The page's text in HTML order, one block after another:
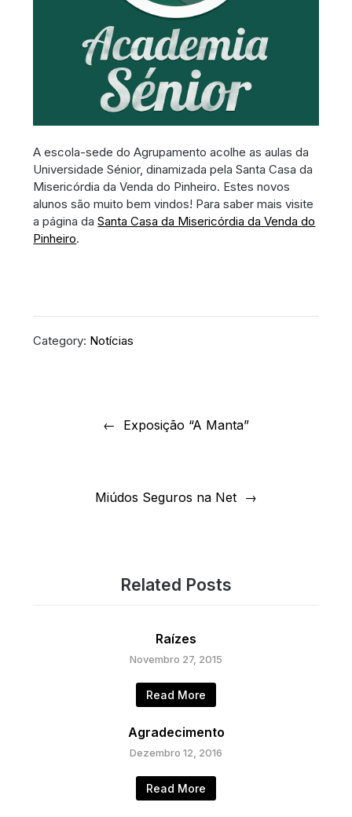
A escola-sede do Agrupamento acolhe as aulas da
Universidade Sénior, dinamizada pela Santa Casa da
Misericórdia da Venda do Pinheiro. Estes novos
alunos são muito bem vindos! Para saber mais visite
a página daSanta Casa da Misericórdia da Venda do
Pinheiro.
Category: Notícias
Exposição “A Manta”
Miúdos Seguros na Net
Related Posts
Raízes
Novembro 27, 2015
Read More
Agradecimento
Dezembro 12, 2016
Read More